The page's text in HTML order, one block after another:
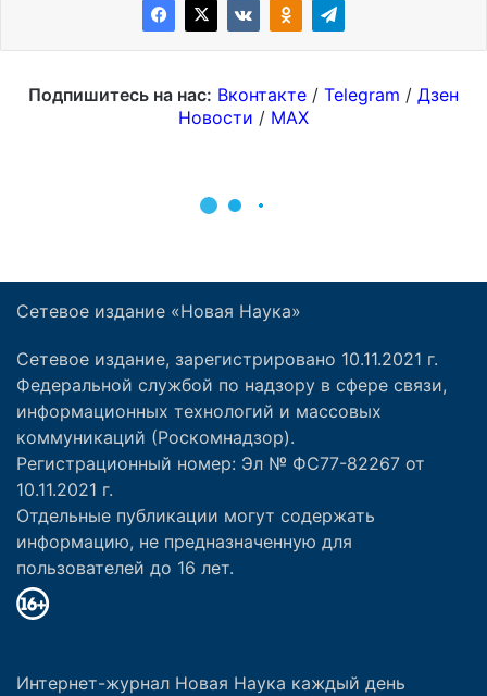
Сетевое издание «Новая Наука»
Сетевое издание, зарегистрировано 10.11.2021 г.
Федеральной службой по надзору в сфере связи,
информационных технологий и массовых
коммуникаций (Роскомнадзор).
Регистрационный номер: Эл № ФС77-82267 от
10.11.2021 г.
Отдельные публикации могут содержать
информацию, не предназначенную для
пользователей до 16 лет.
Интернет-журнал Новая Наука каждый день